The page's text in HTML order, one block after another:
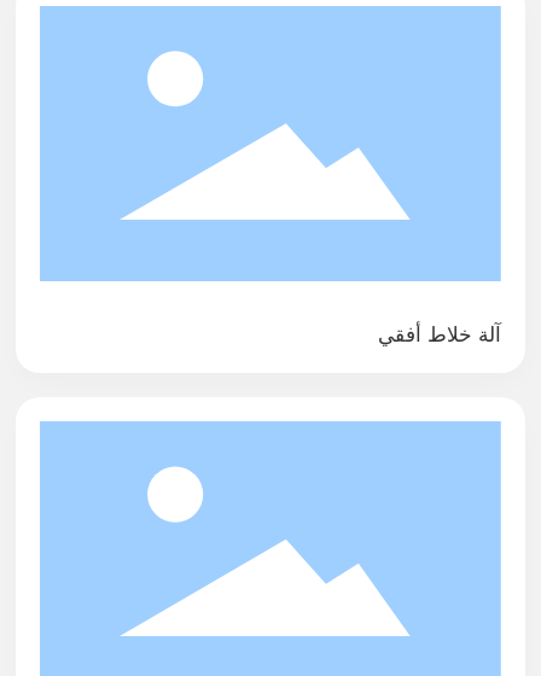
آلة خلاط أفقي